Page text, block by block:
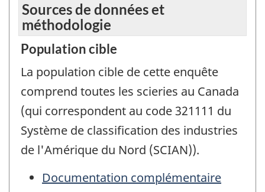
Sources de données et
méthodologie
Population cible
La population cible de cette enquête
comprend toutes les scieries au Canada
(qui correspondent au code 321111 du
Système de classification des industries
de l'Amérique du Nord (SCIAN)).
Documentation complémentaire